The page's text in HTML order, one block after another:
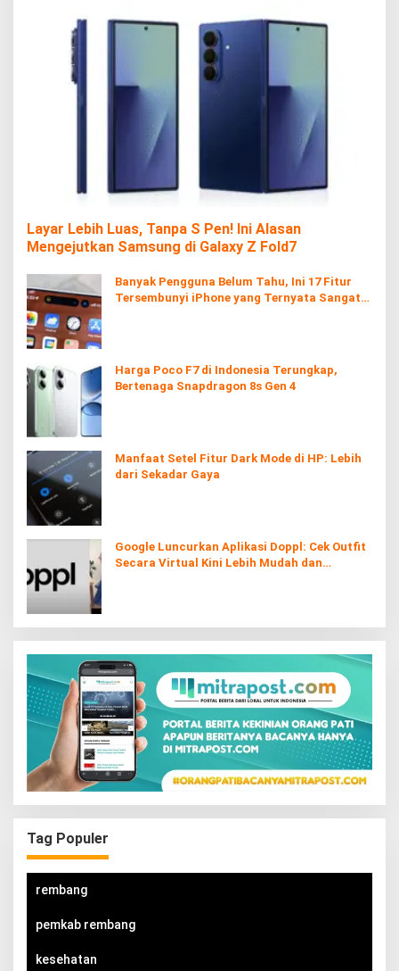
Layar Lebih Luas, Tanpa S Pen! Ini Alasan
Mengejutkan Samsung di Galaxy Z Fold7
Banyak Pengguna Belum Tahu, Ini 17 Fitur
Tersembunyi iPhone yang Ternyata Sangat
Harga Poco F7 di Indonesia Terungkap,
Bertenaga Snapdragon 8s Gen 4
Manfaat Setel Fitur Dark Mode di HP: Lebih
dari Sekadar Gaya
Google Luncurkan Aplikasi Doppl: Cek Outfit
Secara Virtual Kini Lebih Mudah dan
Tag Populer
rembang
pemkab rembang
kesehatan